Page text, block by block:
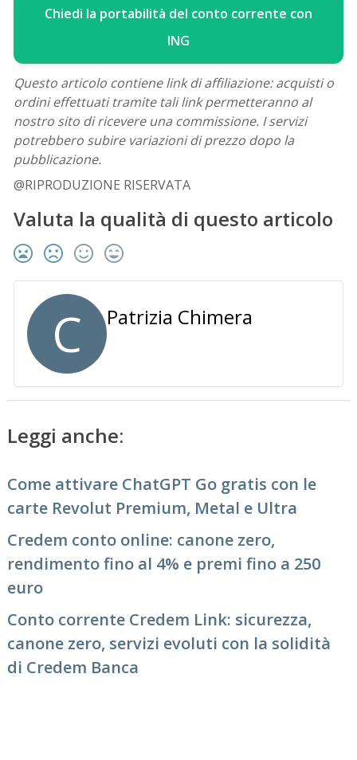
Chiedi la portabilità del conto corrente con
ING
Questo articolo contiene link di affiliazione: acquisti o
ordini effettuati tramite tali link permetteranno al
nostro sito di ricevere una commissione. I servizi
potrebbero subire variazioni di prezzo dopo la
pubblicazione.
@RIPRODUZIONE RISERVATA
Valuta la qualità di questo articolo
C Patrizia Chimera
Leggi anche:
Come attivare ChatGPT Go gratis con le
carte Revolut Premium, Metal e Ultra
Credem conto online: canone zero,
rendimento fino al 4% e premi fino a 250
euro
Conto corrente Credem Link: sicurezza,
canone zero, servizi evoluti con la solidità
di Credem Banca